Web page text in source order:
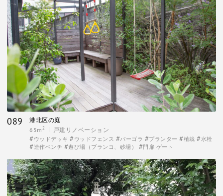
089
港北区の庭
65m2 戸建リノベーション
ウッドデッキ ウッドフェンス パーゴラ プランター 植栽
水栓
造作ベンチ
遊び場（ブランコ、砂場） 門扉 ゲート